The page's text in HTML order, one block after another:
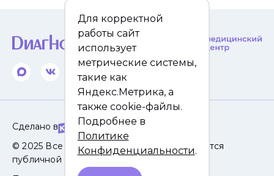
Сделано в
© 2025 Все права защищены. Сайт не является
публичной офертой.
Для корректной
работы сайт
использует
метрические системы,
такие как
Яндекс.Метрика, а
также cookie-файлы.
Подробнее в
Политике
Конфиденциальности.